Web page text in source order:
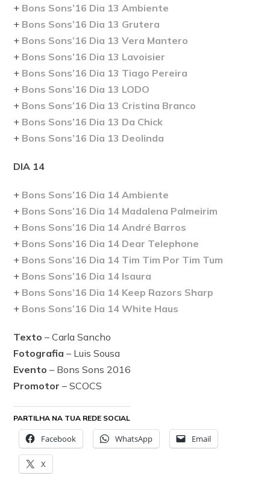
+ Bons Sons’16 Dia 13 Ambiente
+ Bons Sons’16 Dia 13 Grutera
+ Bons Sons’16 Dia 13 Vera Mantero
+ Bons Sons’16 Dia 13 Lavoisier
+ Bons Sons’16 Dia 13 Tiago Pereira
+ Bons Sons’16 Dia 13 LODO
+ Bons Sons’16 Dia 13 Cristina Branco
+ Bons Sons’16 Dia 13 Da Chick
+ Bons Sons’16 Dia 13 Deolinda
DIA 14
+ Bons Sons’16 Dia 14 Ambiente
+ Bons Sons’16 Dia 14 Madalena Palmeirim
+ Bons Sons’16 Dia 14 André Barros
+ Bons Sons’16 Dia 14 Dear Telephone
+ Bons Sons’16 Dia 14 Tim Tim Por Tim Tum
+ Bons Sons’16 Dia 14 Isaura
+ Bons Sons’16 Dia 14 Keep Razors Sharp
+ Bons Sons’16 Dia 14 White Haus
Texto – Carla Sancho
Fotografia – Luis Sousa
Evento – Bons Sons 2016
Promotor – SCOCS
PARTILHA NA TUA REDE SOCIAL
Facebook WhatsApp Email
X